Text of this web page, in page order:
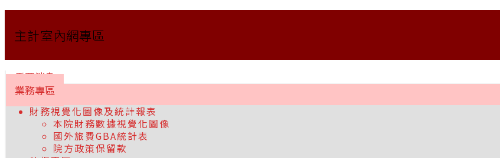
主計室內網專區
重要消息
業務專區
財務視覺化圖像及統計報表
本院財務數據視覺化圖像
國外旅費GBA統計表
院方政策保留款